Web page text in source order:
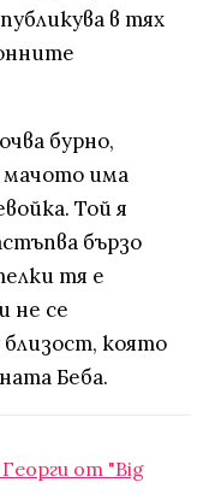
в тях
бурно,
мачото има
Той я
бързо
тя е
не се
която
Беба.
от "Big